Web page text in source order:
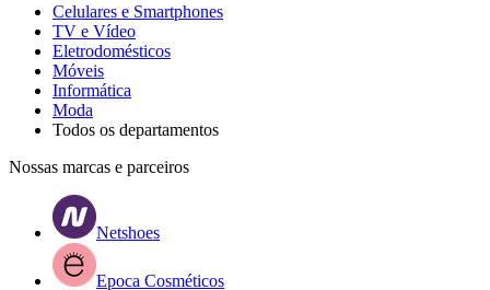
Celulares e Smartphones
TV e Vídeo
Eletrodomésticos
Móveis
Informática
Moda
Todos os departamentos
Nossas marcas e parceiros
Netshoes
Epoca Cosméticos